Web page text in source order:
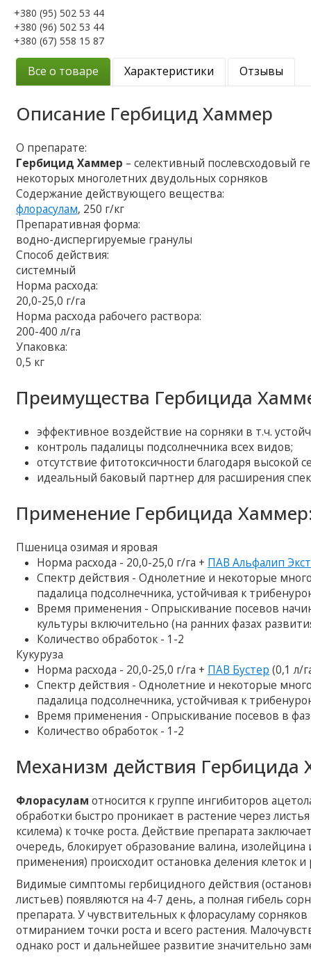
+380 (95) 502 53 44
+380 (96) 502 53 44
+380 (67) 558 15 87
Все о товаре Характеристики Отзывы
Описание Гербицид Хаммер
О препарате:
Гербицид Хаммер – селективный послевсходовый
некоторых многолетних двудольных сорняков
Содержание действующего вещества:
флорасулам, 250 г/кг
Препаративная форма:
водно-диспергируемые гранулы
Способ действия:
системный
Норма расхода:
20,0-25,0 г/га
Норма расхода рабочего раствора:
200-400 л/га
Упаковка:
0,5 кг
Преимущества Гербицида
эффективное воздействие на сорняки в т.ч.
контроль падалицы подсолнечника всех видов;
отсутствие фитотоксичности благодаря высокой
идеальный баковый партнер для расширения
Применение Гербицида
Пшеница озимая и яровая
Норма расхода - 20,0-25,0 г/га + ПАВ Альфалип
Спектр действия - Однолетние и некоторые
падалица подсолнечника, устойчивая к
Время применения - Опрыскивание посевов
культуры включительно (на ранних фазах
Количество обработок - 1-2
Кукуруза
Норма расхода - 20,0-25,0 г/га + ПАВ Бустер (0,1 л/
Спектр действия - Однолетние и некоторые
падалица подсолнечника, устойчивая к
Время применения - Опрыскивание посевов в
Количество обработок - 1-2
Механизм действия Гербицида
Флорасулам относится к группе ингибиторов
обработки быстро проникает в растение через
ксилема) к точке роста. Действие препарата
очередь, блокирует образование валина,
применения) происходит остановка деления клеток
Видимые симптомы гербицидного действия
листьев) появляются на 4-7 день, а полная гибель
препарата. У чувствительных к флорасуламу
отмиранием точки роста и всего растения.
однако рост и дальнейшее развитие значительно